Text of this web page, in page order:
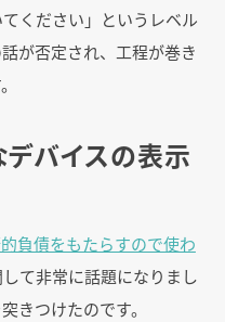
ください」というレベル
が否定され、工程が巻き
デバイスの表示
的負債をもたらすので使わ
て非常に話題になりまし
きつけたのです。